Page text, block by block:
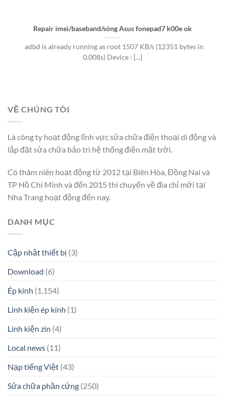
Repair imei/baseband/sóng Asus fonepad7 k00e ok
adbd is already running as root 1507 KB/s (12351 bytes in
0.008s) Device : [...]
VỀ CHÚNG TÔI
Là công ty hoạt động lĩnh vực sửa chữa điện thoại di động và
lắp đặt sửa chữa bảo trì hệ thống điện mặt trời.
Có thâm niên hoạt động từ 2012 tại Biên Hòa, Đồng Nai và
TP Hồ Chí Minh và đến 2015 thì chuyển về địa chỉ mới tại
Nha Trang hoạt động đến nay.
DANH MỤC
Cập nhật thiết bị (3)
Download (6)
Ép kính (1.154)
Linh kiện ép kính (1)
Linh kiện zin (4)
Local news (11)
Nạp tiếng Việt (43)
Sửa chữa phần cứng (250)